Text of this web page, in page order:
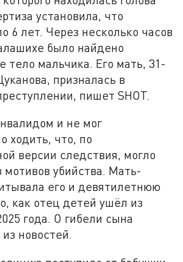
установила, что
6 лет. Через несколько часов
было найдено
тело мальчика. Его мать, 31-
призналась в
пишет SHOT.
и не мог
ходить, что, по
версии следствия, могло
мотивов убийства. Мать-
его и девятилетнюю
как отец детей ушёл из
года. О гибели сына
новостей.